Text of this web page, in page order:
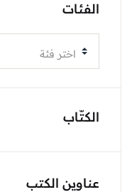
الفئات
اختر فئة
الكتّاب
عناوين الكتب